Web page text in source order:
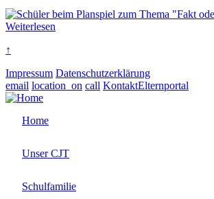
Weiterlesen
↑
Impressum Datenschutzerklärung
email location_on call KontaktElternportal
Home
Unser CJT
Schulfamilie